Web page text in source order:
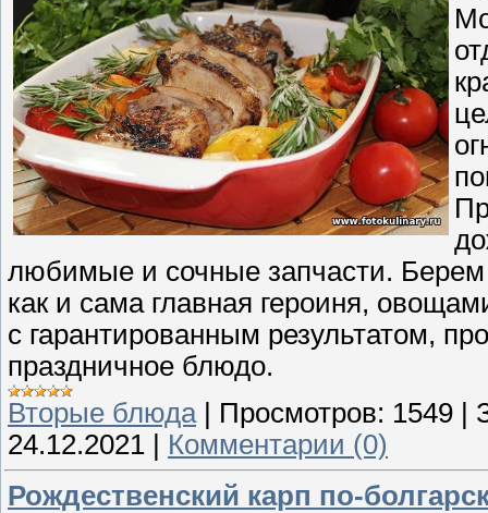
любимые и сочные запчасти.
как и сама главная героиня,
с гарантированным результатом,
праздничное блюдо.
Вторые блюда | Просмотров: 1549 |
24.12.2021 | Комментарии (0)
Рождественский карп по-